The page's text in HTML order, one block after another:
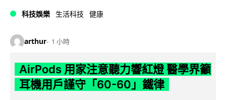
科技娛樂 生活科技 健康
arthur 1 小時
AirPods 用家注意聽力響紅燈 醫學界籲
耳機用戶謹守「60-60」鐵律